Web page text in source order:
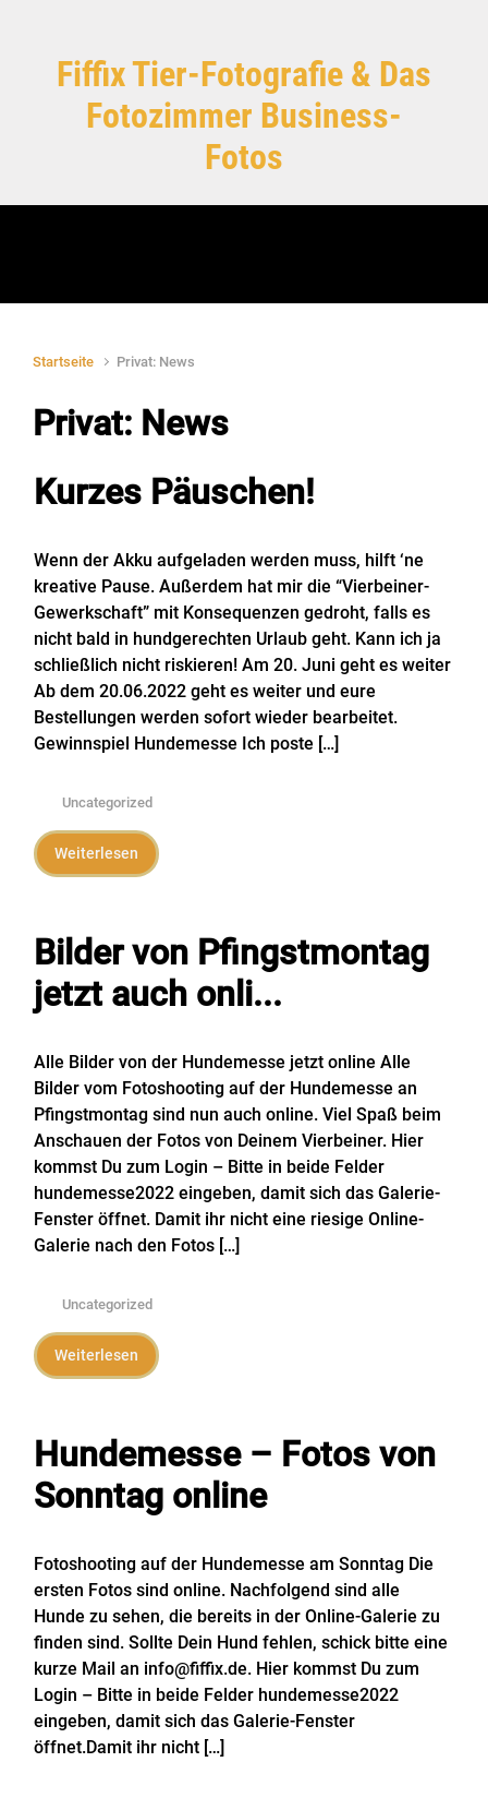
Fiffix Tier-Fotografie & Das
Fotozimmer Business-
Fotos
Startseite Privat: News
Privat: News
Kurzes Päuschen!
Wenn der Akku aufgeladen werden muss, hilft ‘ne
kreative Pause. Außerdem hat mir die “Vierbeiner-
Gewerkschaft” mit Konsequenzen gedroht, falls es
nicht bald in hundgerechten Urlaub geht. Kann ich ja
schließlich nicht riskieren! Am 20. Juni geht es weiter
Ab dem 20.06.2022 geht es weiter und eure
Bestellungen werden sofort wieder bearbeitet.
Gewinnspiel Hundemesse Ich poste […]
Uncategorized
Weiterlesen
Bilder von Pfingstmontag
jetzt auch onli...
Alle Bilder von der Hundemesse jetzt online Alle
Bilder vom Fotoshooting auf der Hundemesse an
Pfingstmontag sind nun auch online. Viel Spaß beim
Anschauen der Fotos von Deinem Vierbeiner. Hier
kommst Du zum Login – Bitte in beide Felder
hundemesse2022 eingeben, damit sich das Galerie-
Fenster öffnet. Damit ihr nicht eine riesige Online-
Galerie nach den Fotos […]
Uncategorized
Weiterlesen
Hundemesse – Fotos von
Sonntag online
Fotoshooting auf der Hundemesse am Sonntag Die
ersten Fotos sind online. Nachfolgend sind alle
Hunde zu sehen, die bereits in der Online-Galerie zu
finden sind. Sollte Dein Hund fehlen, schick bitte eine
kurze Mail an info@fiffix.de. Hier kommst Du zum
Login – Bitte in beide Felder hundemesse2022
eingeben, damit sich das Galerie-Fenster
öffnet.Damit ihr nicht […]